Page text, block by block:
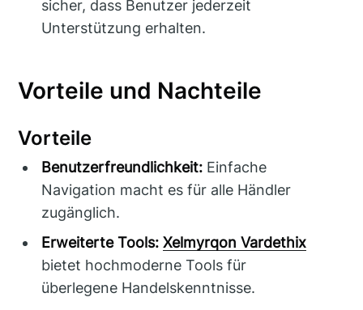
sicher, dass Benutzer jederzeit
Unterstützung erhalten.
Vorteile und Nachteile
Vorteile
Benutzerfreundlichkeit: Einfache
Navigation macht es für alle Händler
zugänglich.
Erweiterte Tools: Xelmyrqon Vardethix
bietet hochmoderne Tools für
überlegene Handelskenntnisse.